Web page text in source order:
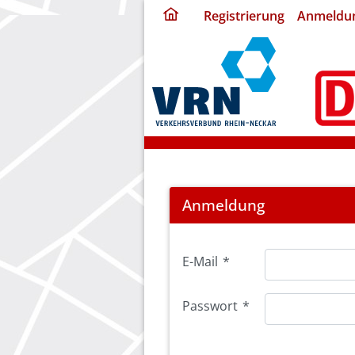
ding Registrierung
Login
Anmeldung
E-Mail *
Passwort *